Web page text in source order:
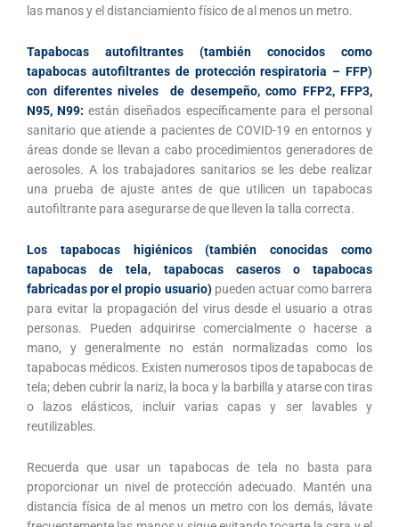
las manos y el distanciamiento físico de al menos un metro.
Tapabocas autofiltrantes (también conocidos como
tapabocas autofiltrantes de protección respiratoria – FFP)
con diferentes niveles de desempeño, como FFP2, FFP3,
N95, N99: están diseñados específicamente para el personal
sanitario que atiende a pacientes de COVID-19 en entornos y
áreas donde se llevan a cabo procedimientos generadores de
aerosoles. A los trabajadores sanitarios se les debe realizar
una prueba de ajuste antes de que utilicen un tapabocas
autofiltrante para asegurarse de que lleven la talla correcta.
Los tapabocas higiénicos (también conocidas como
tapabocas de tela, tapabocas caseros o tapabocas
fabricadas por el propio usuario) pueden actuar como barrera
para evitar la propagación del virus desde el usuario a otras
personas. Pueden adquirirse comercialmente o hacerse a
mano, y generalmente no están normalizadas como los
tapabocas médicos. Existen numerosos tipos de tapabocas de
tela; deben cubrir la nariz, la boca y la barbilla y atarse con tiras
o lazos elásticos, incluir varias capas y ser lavables y
reutilizables.
Recuerda que usar un tapabocas de tela no basta para
proporcionar un nivel de protección adecuado. Mantén una
distancia física de al menos un metro con los demás, lávate